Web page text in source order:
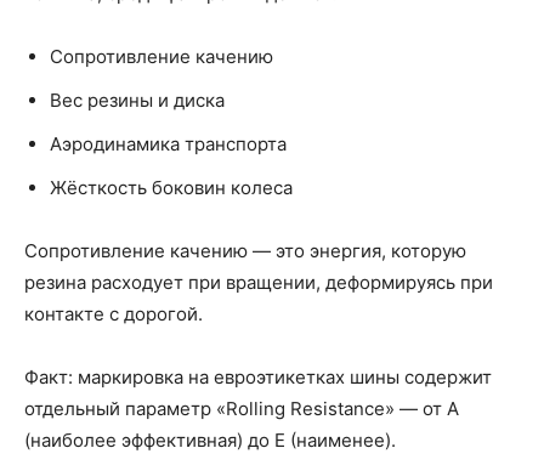
Сопротивление качению
Вес резины и диска
Аэродинамика транспорта
Жёсткость боковин колеса
Сопротивление качению — это энергия, которую
резина расходует при вращении, деформируясь при
контакте с дорогой.
Факт: маркировка на евроэтикетках шины содержит
отдельный параметр «Rolling Resistance» — от A
(наиболее эффективная) до E (наименее).